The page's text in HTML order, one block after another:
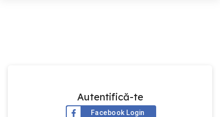
Autentifică-te
Facebook Login